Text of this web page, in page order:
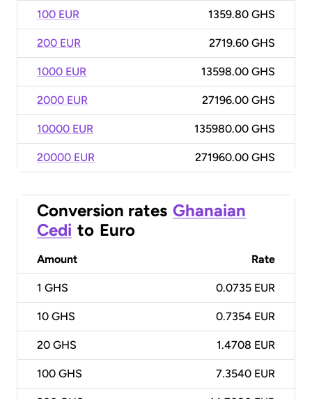
100 EUR 1359.80 GHS
200 EUR 2719.60 GHS
1000 EUR 13598.00 GHS
2000 EUR 27196.00 GHS
10000 EUR 135980.00 GHS
20000 EUR 271960.00 GHS
Conversion rates Ghanaian
Cedi to Euro
Amount Rate
1 GHS 0.0735 EUR
10 GHS 0.7354 EUR
20 GHS 1.4708 EUR
100 GHS 7.3540 EUR